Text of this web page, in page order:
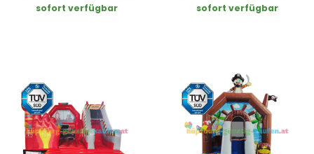
sofort verfügbar
sofort verfügbar